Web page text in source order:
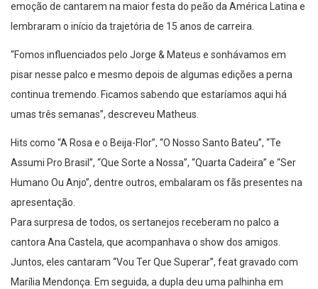
emoção de cantarem na maior festa do peão da América Latina e
lembraram o início da trajetória de 15 anos de carreira.
“Fomos influenciados pelo Jorge & Mateus e sonhávamos em
pisar nesse palco e mesmo depois de algumas edições a perna
continua tremendo. Ficamos sabendo que estaríamos aqui há
umas três semanas”, descreveu Matheus.
Hits como “A Rosa e o Beija-Flor”, “O Nosso Santo Bateu”, “Te
Assumi Pro Brasil”, “Que Sorte a Nossa”, “Quarta Cadeira” e “Ser
Humano Ou Anjo”, dentre outros, embalaram os fãs presentes na
apresentação.
Para surpresa de todos, os sertanejos receberam no palco a
cantora Ana Castela, que acompanhava o show dos amigos.
Juntos, eles cantaram “Vou Ter Que Superar”, feat gravado com
Marília Mendonça. Em seguida, a dupla deu uma palhinha em